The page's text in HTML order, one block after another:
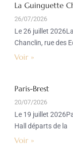
La Guinguette
26/07/2026
Le 26 juillet
Chanclin, rue des
Voir »
Paris-Brest
20/07/2026
Le 19 juillet
Hall départs de la
Voir »